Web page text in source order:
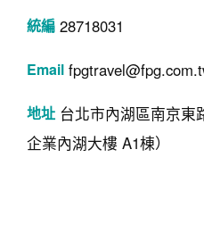
28718031
台北市內湖區南京東
企業內湖大樓 A1棟）